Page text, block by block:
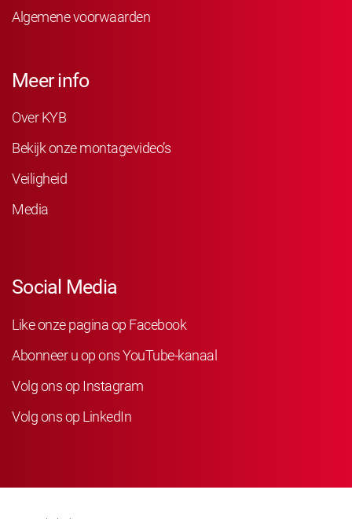
Algemene voorwaarden
Meer info
Over KYB
Bekijk onze montagevideo’s
Veiligheid
Media
Social Media
Like onze pagina op Facebook
Abonneer u op ons YouTube-kanaal
Volg ons op Instagram
Volg ons op LinkedIn